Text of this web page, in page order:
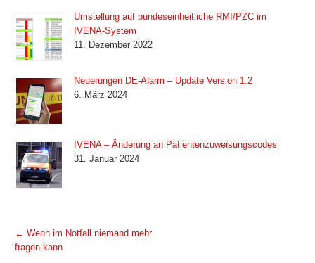
Umstellung auf bundeseinheitliche RMI/PZC im
IVENA-System
11. Dezember 2022
Neuerungen DE-Alarm – Update Version 1.2
6. März 2024
IVENA – Änderung an Patientenzuweisungscodes
31. Januar 2024
← Wenn im Notfall niemand mehr
fragen kann